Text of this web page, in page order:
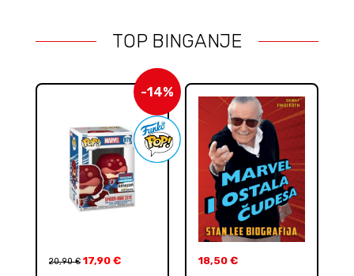
TOP BINGANJE
-14%
20,90€ 17,90 € 18,50 €